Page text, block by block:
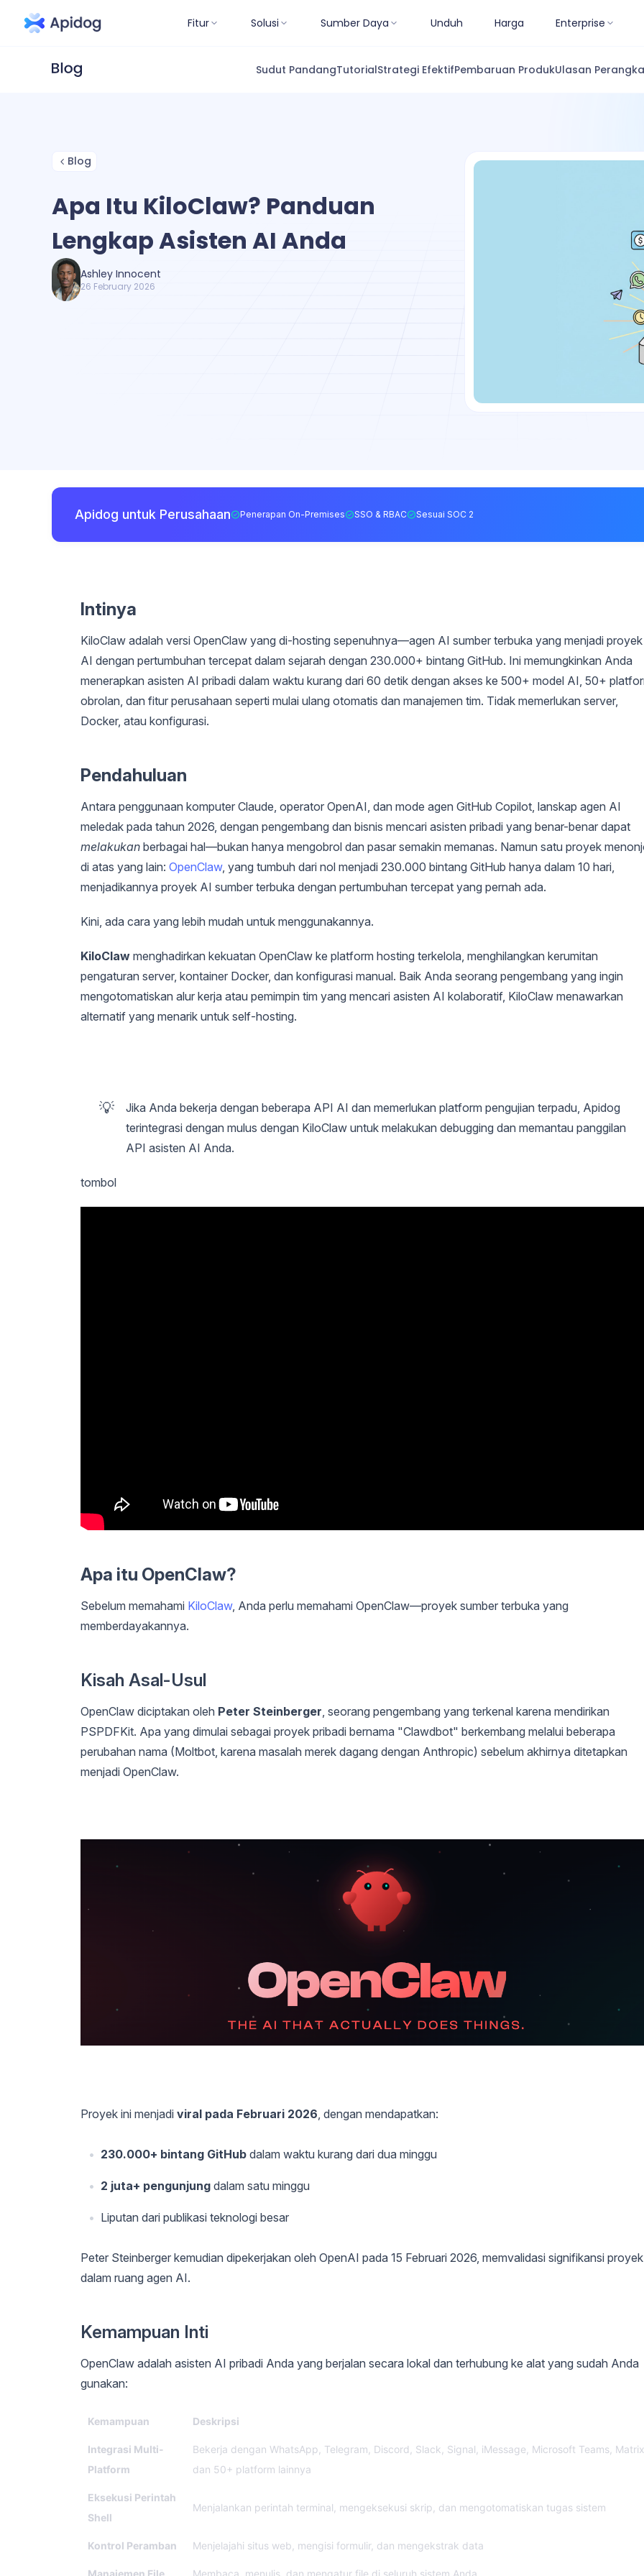
Fitur Solusi Sumber Daya Unduh Harga Enterprise
Sudut PandangTutorialStrategi EfektifPembaruan ProdukUlasan
Blog
Apa Itu KiloClaw? Panduan
Lengkap Asisten AI Anda
Ashley Innocent
26 February 2026
Apidog untuk Perusahaan Penerapan On-Premises SSO & RBAC Sesuai SOC 2
Intinya
KiloClaw adalah versi OpenClaw yang di-hosting sepenuhnya—agen AI sumber terbuka yang menjadi proyek
AI dengan pertumbuhan tercepat dalam sejarah dengan 230.000+ bintang GitHub. Ini memungkinkan Anda
menerapkan asisten AI pribadi dalam waktu kurang dari 60 detik dengan akses ke 500+ model AI, 50+
obrolan, dan fitur perusahaan seperti mulai ulang otomatis dan manajemen tim. Tidak memerlukan server,
Docker, atau konfigurasi.
Pendahuluan
Antara penggunaan komputer Claude, operator OpenAI, dan mode agen GitHub Copilot, lanskap agen AI
meledak pada tahun 2026, dengan pengembang dan bisnis mencari asisten pribadi yang benar-benar dapat
melakukan berbagai hal—bukan hanya mengobrol dan pasar semakin memanas. Namun satu proyek
di atas yang lain: OpenClaw, yang tumbuh dari nol menjadi 230.000 bintang GitHub hanya dalam 10 hari,
menjadikannya proyek AI sumber terbuka dengan pertumbuhan tercepat yang pernah ada.
Kini, ada cara yang lebih mudah untuk menggunakannya.
KiloClaw menghadirkan kekuatan OpenClaw ke platform hosting terkelola, menghilangkan kerumitan
pengaturan server, kontainer Docker, dan konfigurasi manual. Baik Anda seorang pengembang yang ingin
mengotomatiskan alur kerja atau pemimpin tim yang mencari asisten AI kolaboratif, KiloClaw menawarkan
alternatif yang menarik untuk self-hosting.
💡
Jika Anda bekerja dengan beberapa API AI dan memerlukan platform pengujian terpadu, Apidog
terintegrasi dengan mulus dengan KiloClaw untuk melakukan debugging dan memantau panggilan
API asisten AI Anda.
tombol
Apa itu OpenClaw?
Sebelum memahami KiloClaw, Anda perlu memahami OpenClaw—proyek sumber terbuka yang
memberdayakannya.
Kisah Asal-Usul
OpenClaw diciptakan oleh Peter Steinberger , seorang pengembang yang terkenal karena mendirikan
PSPDFKit. Apa yang dimulai sebagai proyek pribadi bernama "Clawdbot" berkembang melalui beberapa
perubahan nama (Moltbot, karena masalah merek dagang dengan Anthropic) sebelum akhirnya ditetapkan
menjadi OpenClaw.
Proyek ini menjadi viral pada Februari 2026 , dengan mendapatkan:
230.000+ bintang GitHub dalam waktu kurang dari dua minggu
2 juta+ pengunjung dalam satu minggu
Liputan dari publikasi teknologi besar
Peter Steinberger kemudian dipekerjakan oleh OpenAI pada 15 Februari 2026, memvalidasi signifikansi proyek
dalam ruang agen AI.
Kemampuan Inti
OpenClaw adalah asisten AI pribadi Anda yang berjalan secara lokal dan terhubung ke alat yang sudah Anda
gunakan:
Kemampuan Deskripsi
Integrasi Multi-
Platform
Bekerja dengan WhatsApp, Telegram, Discord, Slack, Signal, iMessage, Microsoft Teams,
dan 50+ platform lainnya
Eksekusi Perintah
Shell
Menjalankan perintah terminal, mengeksekusi skrip, dan mengotomatiskan tugas sistem
Kontrol Peramban Menjelajahi situs web, mengisi formulir, dan mengekstrak data
Manajemen File Membaca, menulis, dan mengatur file di seluruh sistem Anda